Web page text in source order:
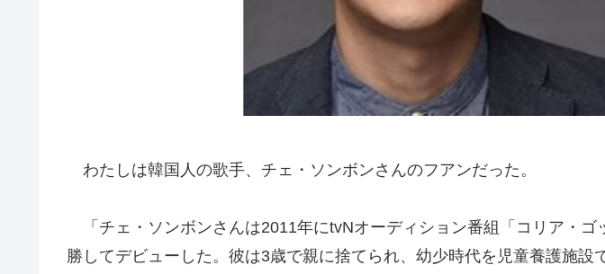
わたしは韓国人の歌手、チェ・ソンボンさんのフアンだった。
「チェ・ソンボンさんは2011年にtvNオーディション番組「コリア・ゴ
勝してデビューした。彼は3歳で親に捨てられ、幼少時代を児童養護施設